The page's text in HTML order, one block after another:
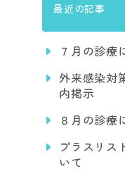
最近の記事
７月の診療
外来感染対
内掲示
８月の診療
プラスリ
いて